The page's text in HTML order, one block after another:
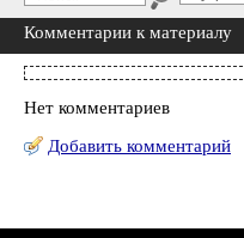
Комментарии к материалу
Нет комментариев
Добавить комментарий